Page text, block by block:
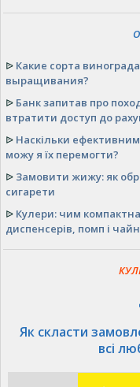
ᐉ Какие сорта
выращивания?
ᐉ Банк запитав про
втратити доступ до
ᐉ Наскільки
можу я їх перемогти?
ᐉ Замовити жижу: як
сигарети
ᐉ Кулери: чим
диспенсерів, помп і
Як скласти
всі